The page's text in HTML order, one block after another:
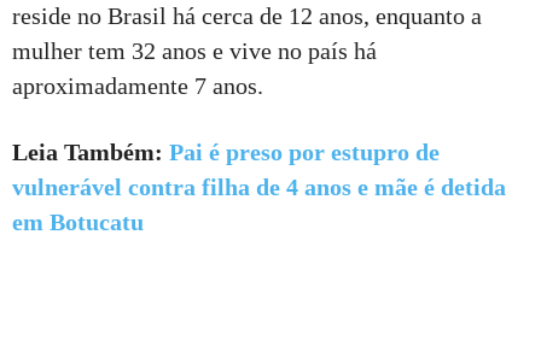
reside no Brasil há cerca de 12 anos, enquanto a
mulher tem 32 anos e vive no país há
aproximadamente 7 anos.
Leia Também: Pai é preso por estupro de
vulnerável contra filha de 4 anos e mãe é detida
em Botucatu